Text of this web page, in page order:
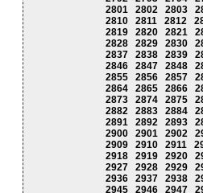
2801
2802 2803
2810
2811 2812
2819
2820 2821
2828
2829 2830
2837
2838 2839
2846
2847 2848
2855
2856 2857
2864
2865 2866
2873
2874 2875
2882
2883 2884
2891
2892 2893
2900
2901 2902
2909
2910 2911
2918
2919 2920
2927
2928 2929
2936
2937 2938
2945
2946 2947